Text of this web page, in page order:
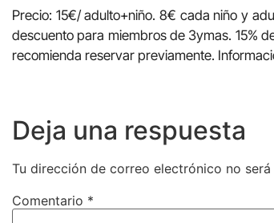
Precio: 15€/ adulto+niño. 8€ cada niño y
descuento para miembros de 3ymas. 15%
recomienda reservar previamente.
Deja una respuesta
Tu dirección de correo electrónico no será
Comentario *